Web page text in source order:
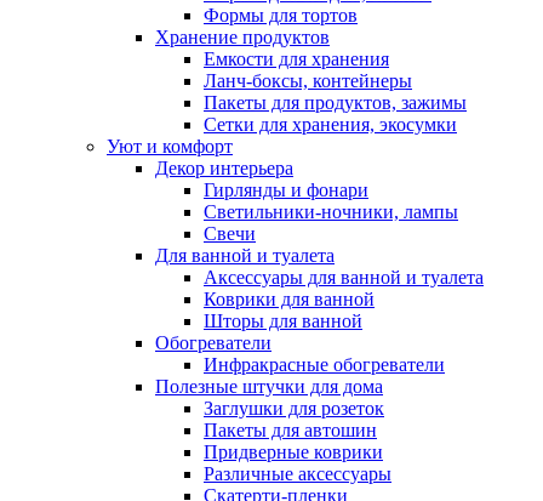
Формы для тортов
Хранение продуктов
Емкости для хранения
Ланч-боксы, контейнеры
Пакеты для продуктов, зажимы
Сетки для хранения, экосумки
Уют и комфорт
Декор интерьера
Гирлянды и фонари
Светильники-ночники, лампы
Свечи
Для ванной и туалета
Аксессуары для ванной и туалета
Коврики для ванной
Шторы для ванной
Обогреватели
Инфракрасные обогреватели
Полезные штучки для дома
Заглушки для розеток
Пакеты для автошин
Придверные коврики
Различные аксессуары
Скатерти-пленки